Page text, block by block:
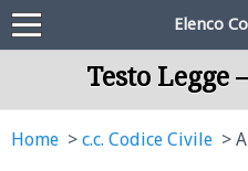
Elenco
Testo Legge
Home c.c. Codice Civile